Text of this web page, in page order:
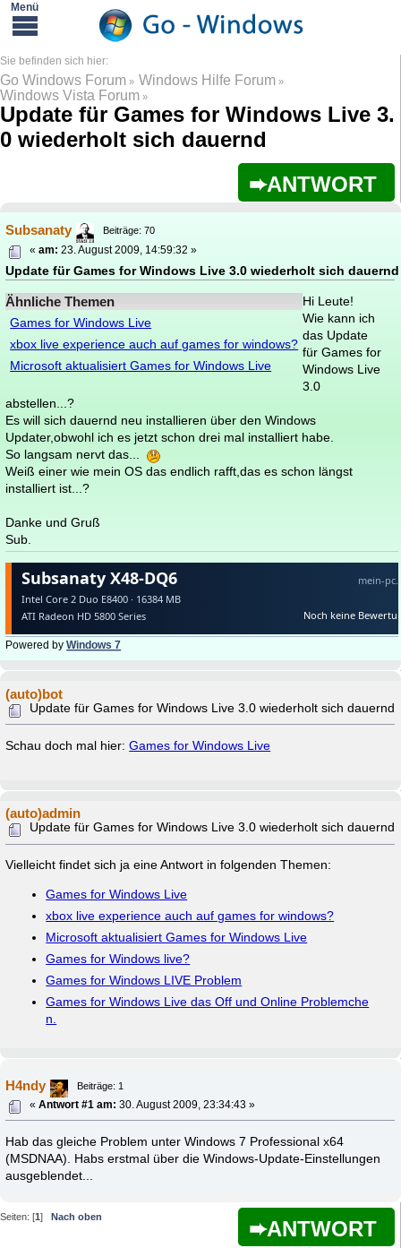
Go Windows Forum » Windows Hilfe Forum »
Windows Vista Forum »
Update für Games for Windows Live 3.
0 wiederholt sich dauernd
ANTWORT
Subsanaty Beiträge: 70
Update für Games for Windows Live 3.0 wiederholt sich dauernd
«am: 23. August 2009, 14:59:32 »
Ähnliche Themen
Games for Windows Live
xbox live experience auch auf games for windows?
Microsoft aktualisiert Games for Windows Live
Hi Leute!
Wie kann ich
das Update
für Games for
Windows Live
3.0
abstellen...?
Es will sich dauernd neu installieren über den Windows
Updater,obwohl ich es jetzt schon drei mal installiert habe.
So langsam nervt das...
Weiß einer wie mein OS das endlich rafft,das es schon längst
installiert ist...?
Danke und Gruß
Sub.
Powered byWindows 7
(auto)bot
Update für Games for Windows Live 3.0 wiederholt sich dauernd
Schau doch mal hier:Games for Windows Live
(auto)admin
Update für Games for Windows Live 3.0 wiederholt sich dauernd
Vielleicht findet sich ja eine Antwort in folgenden Themen:
Games for Windows Live
xbox live experience auch auf games for windows?
Microsoft aktualisiert Games for Windows Live
Games for Windows live?
Games for Windows LIVE Problem
Games for Windows Live das Off und Online Problemche
n.
H4ndy
Beiträge: 1
«Antwort #1 am: 30. August 2009, 23:34:43 »
Hab das gleiche Problem unter Windows 7 Professional x64
(MSDNAA). Habs erstmal über die Windows-Update-Einstellungen
ausgeblendet...
ANTWORT
Seiten: [1] Nach oben